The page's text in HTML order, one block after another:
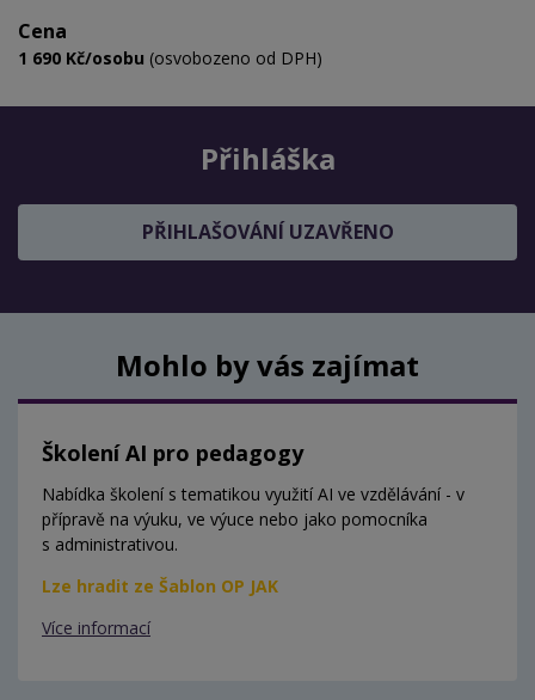
Cena
1 690 Kč/osobu (osvobozeno od DPH)
Přihláška
PŘIHLAŠOVÁNÍ UZAVŘENO
Mohlo by vás zajímat
Školení AI pro pedagogy
Nabídka školení s tematikou využití AI ve vzdělávání - v
přípravě na výuku, ve výuce nebo jako pomocníka
s administrativou.
Lze hradit ze Šablon OP JAK
Více informací